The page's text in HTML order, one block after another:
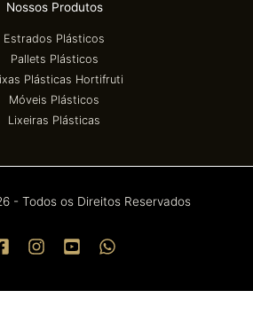
Nossos Produtos
Estrados Plásticos
Pallets Plásticos
Plásticas Hortifruti
Móveis Plásticos
Lixeiras Plásticas
- Todos os Direitos Reservados